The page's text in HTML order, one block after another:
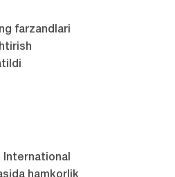
farzandlari
International
hamkorlik